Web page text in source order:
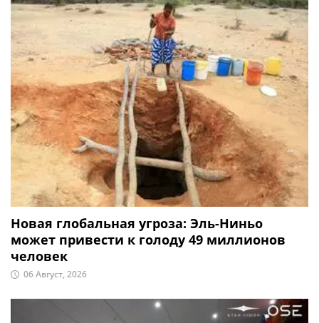
Новая глобальная угроза: Эль-Ниньо
может привести к голоду 49 миллионов
человек
06 Август, 2026